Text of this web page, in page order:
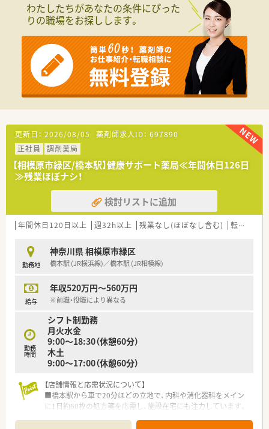
わたしたちがあなたの条件にぴった
りの職場をお探しします。
更新日： 2026/08/05 薬剤師求人ID： 697890
正社員
調剤薬局
【相模原市緑区/橋本駅】健康サポート薬局≪年間休日126日
≫残業ほぼナシ！
検討リストに追加
年間休日120日以上 週32h以上 残業なし(ほぼなし含む) 転勤なし
勤務地
神奈川県 相模原市緑区
橋本駅 (JR横浜線)／橋本駅 (JR相模線)
給与
年収520万円～560万円
※前職・役職により異なる
勤務
時間
シフト制勤務
月火水金
9:00～18:30（休憩60分）
木土
9:00～17:00（休憩60分）
【店舗情報と応需状況について】
■橋本駅から車で20分ほどの立地で、内科や消化器科をメイン
に1日約60枚の処方箋を応需し、施設在宅にも注力しています。